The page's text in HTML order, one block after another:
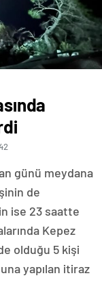
günü meydana
de
ise 23 saatte
Kepez
olduğu 5 kişi
yapılan itiraz